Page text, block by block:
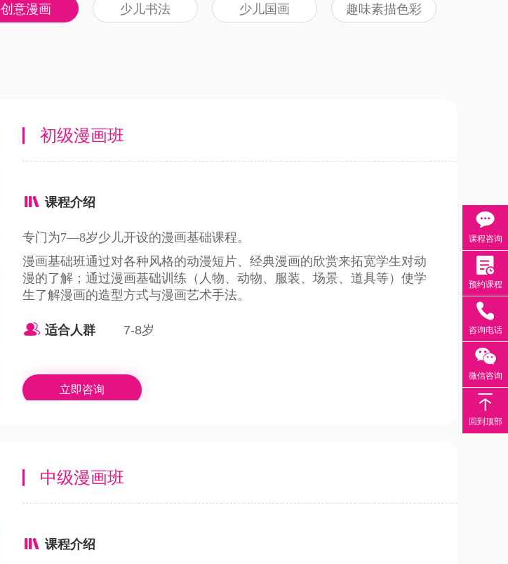
创意漫画 少儿书法 少儿国画 趣味素描色彩
初级漫画班
课程介绍
专门为7—8岁少儿开设的漫画基础课程。
漫画基础班通过对各种风格的动漫短片、经典漫画的欣赏来拓宽学生对动
漫的了解；通过漫画基础训练（人物、动物、服装、场景、道具等）使学
生了解漫画的造型方式与漫画艺术手法。
适合人群 7-8岁
立即咨询
中级漫画班
课程介绍
课程咨询
预约课程
咨询电话
微信咨询
回到顶部